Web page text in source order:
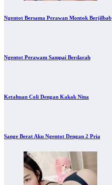
Ngentot Bersama Perawan Montok Berjilbab
Ngentot Perawam Sampai Berdarah
Ketahuan Coli Dengan Kakak Nina
Sange Berat Aku Ngentot Dengan 2 Pria